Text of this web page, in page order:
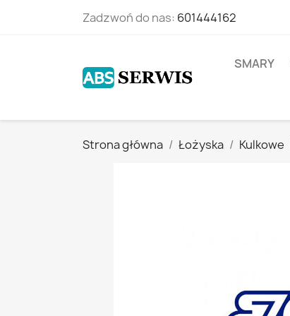
Zadzwoń do nas: 601444162
SMARY
Strona główna Łożyska Kulkowe